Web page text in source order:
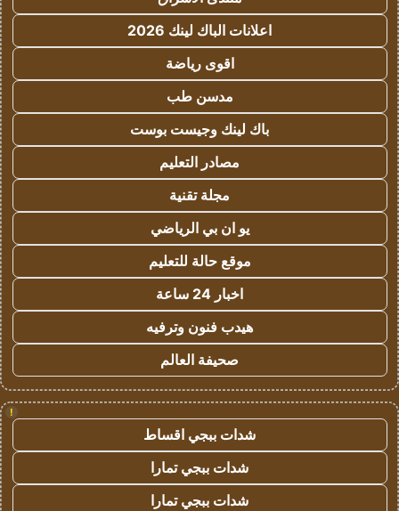
اعلانات الباك لينك 2026
اقوى رياضة
مدسن طب
باك لينك وجيست بوست
مصادر التعليم
مجلة تقنية
يو ان بي الرياضي
موقع حالة للتعليم
اخبار 24 ساعة
هيدب فنون وترفيه
صحيفة العالم
!
شدات ببجي اقساط
شدات ببجي تمارا
شدات ببجي تمارا